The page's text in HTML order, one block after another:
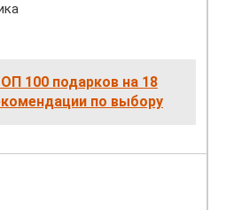
100 подарков на 18
по выбору